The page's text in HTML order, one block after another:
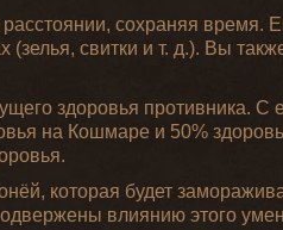
сохраняя время.
свитки и т. д.). Вы
здоровья противника.
на Кошмаре и 50%
которая будет
влиянию этого